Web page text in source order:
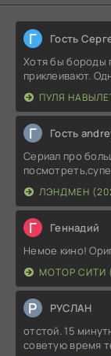
Г Гость
Хотя бы бороды
приклеивают.
ПУЛЯ
Г Гость
Сериал про
ЛЭНДМЕН
Г Геннадий
Немое кино!
МОТОР СИТИ
Р РУСЛАН
отстой. 15
советую время